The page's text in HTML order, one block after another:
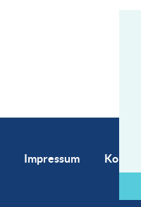
Impressum Kontakt